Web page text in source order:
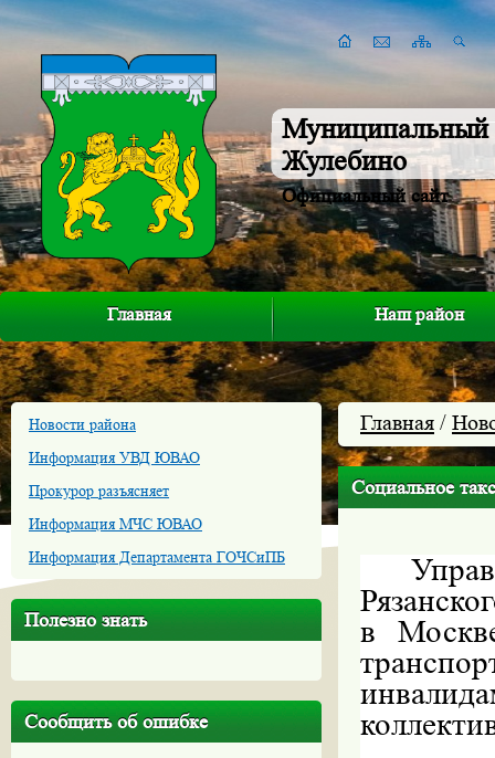
Муниципальный
Жулебино
Официальный сайт
Главная Наш район
Новости района
Информация УВД ЮВАО
Прокурор разъясняет
Информация МЧС ЮВАО
Информация Департамента ГОЧСиПБ
Полезно знать
Сообщить об ошибке
Главная /
Социальное
в